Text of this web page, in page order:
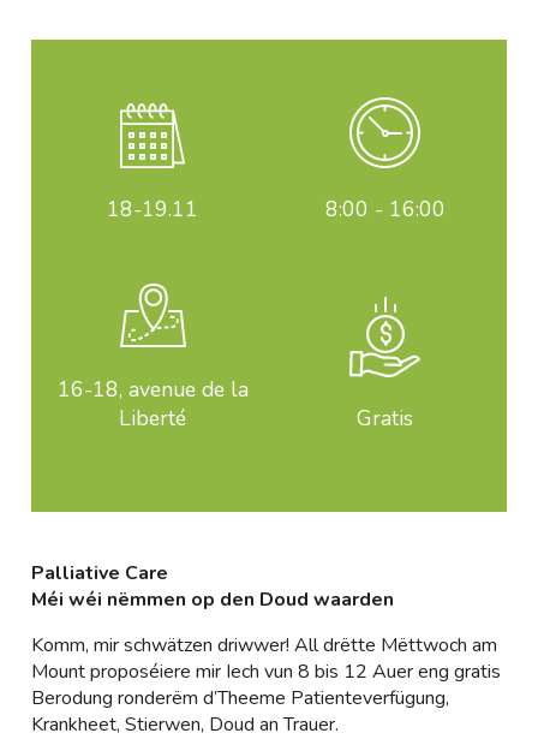
18-19.11 8:00 - 16:00
16-18, avenue de la
Liberté
Gratis
Palliative Care
Méi wéi nëmmen op den Doud waarden
Komm, mir schwätzen driwwer! All drëtte Mëttwoch am
Mount proposéiere mir Iech vun 8 bis 12 Auer eng gratis
Berodung ronderëm d’Theeme Patienteverfügung,
Krankheet, Stierwen, Doud an Trauer.